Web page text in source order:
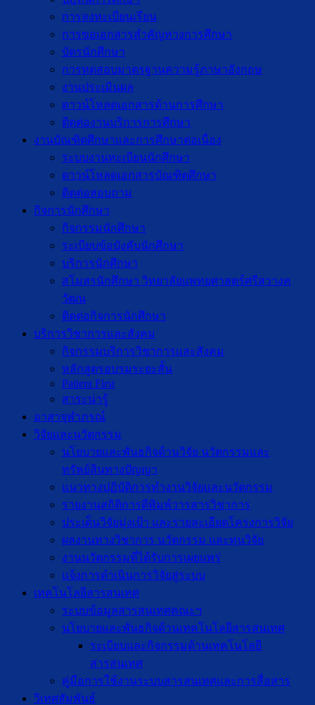
การลงทะเบียนเรียน
การขอเอกสารสำคัญทางการศึกษา
บัตรนักศึกษา
การทดสอบมาตรฐานความรู้ภาษาอังกฤษ
งานประเมินผล
ดาวน์โหลดเอกสารด้านการศึกษา
ติดต่องานบริการการศึกษา
งานบัณฑิตศึกษาเเละการศึกษาต่อเนื่อง
ระบบงานทะเบียนนักศึกษา
ดาวน์โหลดเอกสารบัณฑิตศึกษา
ติดต่อสอบถาม
กิจการนักศึกษา
กิจกรรมนักศึกษา
ระเบียบข้อบังคับนักศึกษา
บริการนักศึกษา
สโมสรนักศึกษา วิทยาลัยแพทยศาสตร์ศรีสวางค
วัฒน
ติดต่อกิจการนักศึกษา
บริการวิชาการและสังคม
กิจกรรมบริการวิชาการและสังคม
หลักสูตรอบรมระยะสั้น
Patient First
สาระน่ารู้
อาสาจุฬาภรณ์
วิจัยและนวัตกรรม
นโยบายและพันธกิจด้านวิจัย นวัตกรรมและ
ทรัพย์สินทางปัญญา
แนวทางปฏิบัติการทำงานวิจัยและนวัตกรรม
รายงานสถิติการตีพิมพ์วารสารวิชาการ
ประเด็นวิจัยมุ่งเป้า และรายละเอียดโครงการวิจัย
ผลงานทางวิชาการ นวัตกรรม และทุนวิจัย
งานนวัตกรรมที่ได้รับการเผยแพร่
แจ้งการดำเนินการวิจัยสู่ระบบ
เทคโนโลยีสารสนเทศ
ระบบข้อมูลสารสนเทศคณะฯ
นโยบายและพันธกิจด้านเทคโนโลยีสารสนเทศ
ระเบียบและกิจกรรมด้านเทคโนโลยี
สารสนเทศ
คู่มือการใช้งานระบบสารสนเทศและการสื่อสาร
วิเทศสัมพันธ์